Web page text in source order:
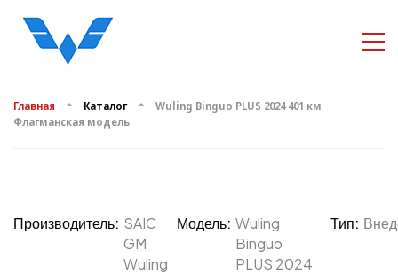
Главная Каталог
Wuling Binguo PLUS 2024 401 км
Флагманская модель
Производитель: SAIC
GM
Wuling
Модель: Wuling
Binguo
PLUS 2024
Тип: